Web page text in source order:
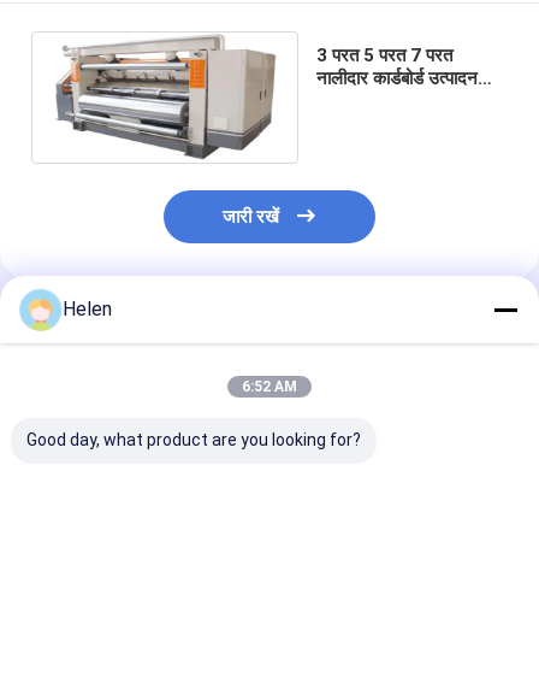
3 परत 5 परत 7 परत
नालीदार कार्डबोर्ड उत्पादन
जारी रखें
अनुशंसित उत्पाद
Helen
6:52 AM
Good day, what product are you looking for?